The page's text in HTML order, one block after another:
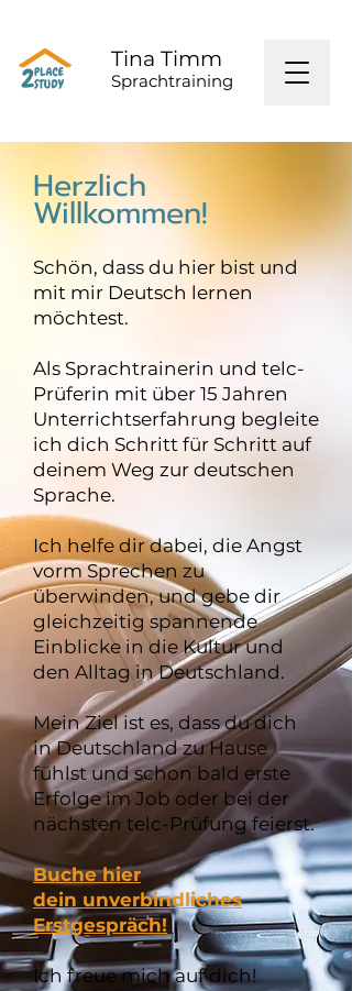
Tina Timm
Sprachtraining
Herzlich
Willkommen!
Schön, dass du hier bist und
mit mir Deutsch lernen
möchtest.
Als Sprachtrainerin und telc-
Prüferin mit über 15 Jahren
Unterrichtserfahrung begleite
ich dich Schritt für Schritt auf
deinem Weg zur deutschen
Sprache.
Ich helfe dir dabei, die Angst
vorm Sprechen zu
überwinden, und gebe dir
gleichzeitig spannende
Einblicke in die Kultur und
den Alltag in Deutschland.
Mein Ziel ist es, dass du dich
in Deutschland zu Hause
fühlst und schon bald erste
Erfolge im Job oder bei der
nächsten telc-Prüfung feierst.
Buche hier
dein unverbindliches
Erstgespräch!
Ich freue mich auf dich!